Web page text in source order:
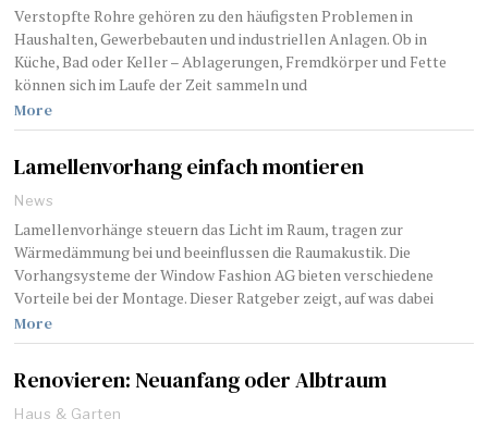
Verstopfte Rohre gehören zu den häufigsten Problemen in
Haushalten, Gewerbebauten und industriellen Anlagen. Ob in
Küche, Bad oder Keller – Ablagerungen, Fremdkörper und Fette
können sich im Laufe der Zeit sammeln und
More
Lamellenvorhang einfach montieren
News
Lamellenvorhänge steuern das Licht im Raum, tragen zur
Wärmedämmung bei und beeinflussen die Raumakustik. Die
Vorhangsysteme der Window Fashion AG bieten verschiedene
Vorteile bei der Montage. Dieser Ratgeber zeigt, auf was dabei
More
​​Renovieren: Neuanfang oder Albtraum
Haus & Garten